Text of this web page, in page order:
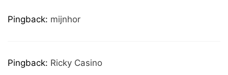
Pingback: mijnhor
Pingback: Ricky Casino